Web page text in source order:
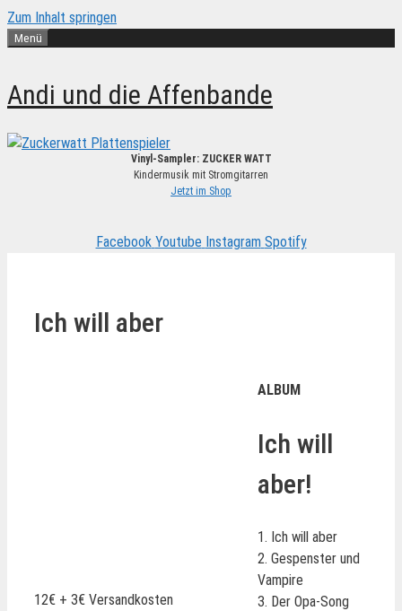
Zum Inhalt springen
Menü
Andi und die Affenbande
Vinyl-Sampler: ZUCKER WATT
Kindermusik mit Stromgitarren
Jetzt im Shop
Facebook Youtube Instagram Spotify
Ich will aber
12€ + 3€ Versandkosten
ALBUM
Ich will
aber!
1. Ich will aber
2. Gespenster und
Vampire
3. Der Opa-Song